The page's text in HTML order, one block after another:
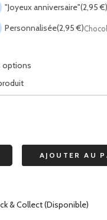
"Joyeux anniversaire"(2,95 €)
Personnalisée(2,95 €)
options
AJOUTER AU
& Collect (Disponible)